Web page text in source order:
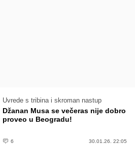
Uvrede s tribina i skroman nastup
Džanan Musa se večeras nije dobro
proveo u Beogradu!
6 30.01.26. 22:05